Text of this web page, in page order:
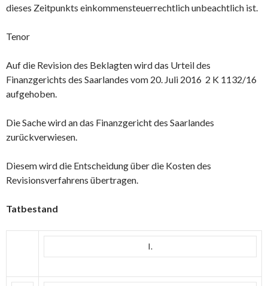
dieses Zeitpunkts einkommensteuerrechtlich unbeachtlich ist.
Tenor
Auf die Revision des Beklagten wird das Urteil des
Finanzgerichts des Saarlandes vom 20. Juli 2016 2 K 1132/16
aufgehoben.
Die Sache wird an das Finanzgericht des Saarlandes
zurückverwiesen.
Diesem wird die Entscheidung über die Kosten des
Revisionsverfahrens übertragen.
Tatbestand
I.